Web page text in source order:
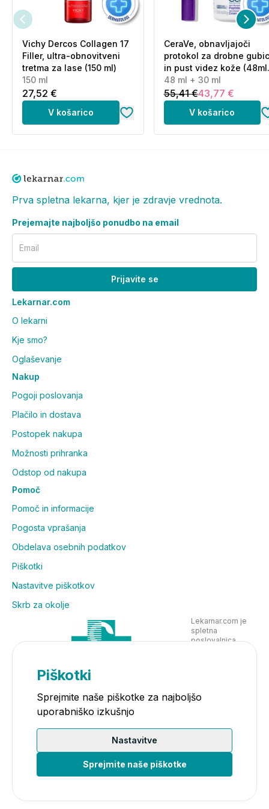
Vichy Dercos Collagen 17
Filler, ultra-obnovitveni
tretma za lase (150 ml)
150 ml
27,52 €
V košarico
CeraVe, obnavljajoči
protokol za drobne
in pust videz kože (48ml
+ 30 ml)
48 ml + 30 ml
55,41 €43,77 €
V košarico
Prva spletna lekarna, kjer je zdravje vrednota.
Prejemajte najboljšo ponudbo na email
Email
Prijavite se
Lekarnar.com
O lekarni
Kje smo?
Oglaševanje
Nakup
Pogoji poslovanja
Plačilo in dostava
Postopek nakupa
Možnosti prihranka
Odstop od nakupa
Pomoč
Pomoč in informacije
Pogosta vprašanja
Obdelava osebnih podatkov
Piškotki
Nastavitve piškotkov
Skrb za okolje
Lekarnar.com je
spletna
poslovalnica
Piškotki
Sprejmite naše piškotke za najboljšo
uporabniško izkušnjo
Nastavitve
Sprejmite naše piškotke